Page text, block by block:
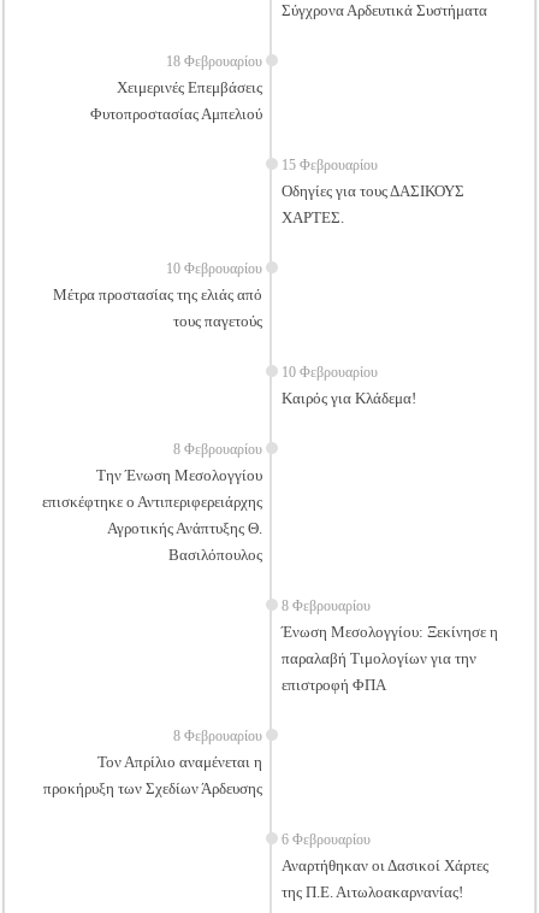
Σύγχρονα Αρδευτικά Συστήματα
18 Φεβρουαρίου
Χειμερινές Επεμβάσεις
Φυτοπροστασίας Αμπελιού
15 Φεβρουαρίου
Οδηγίες για τους ΔΑΣΙΚΟΥΣ
ΧΑΡΤΕΣ.
10 Φεβρουαρίου
Μέτρα προστασίας της ελιάς από
τους παγετούς
10 Φεβρουαρίου
Καιρός για Κλάδεμα!
8 Φεβρουαρίου
Την Ένωση Μεσολογγίου
επισκέφτηκε ο Αντιπεριφερειάρχης
Αγροτικής Ανάπτυξης Θ.
Βασιλόπουλος
8 Φεβρουαρίου
Ένωση Μεσολογγίου: Ξεκίνησε η
παραλαβή Τιμολογίων για την
επιστροφή ΦΠΑ
8 Φεβρουαρίου
Τον Απρίλιο αναμένεται η
προκήρυξη των Σχεδίων Άρδευσης
6 Φεβρουαρίου
Αναρτήθηκαν οι Δασικοί Χάρτες
της Π.Ε. Αιτωλοακαρνανίας!